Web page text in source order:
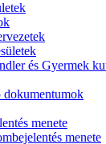
és Gyermek
dokumentumok
menete
menete